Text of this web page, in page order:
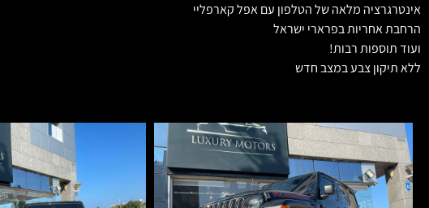
אינטרגרציה מלאה של הטלפון עם אפל קארפליי
הרחבת אחריות בפרארי ישראל
ועוד תוספות רבות!
ללא תיקון צבע במצב חדש